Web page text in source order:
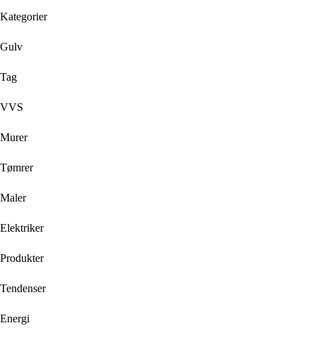
Kategorier
Gulv
Tag
VVS
Murer
Tømrer
Maler
Elektriker
Produkter
Tendenser
Energi